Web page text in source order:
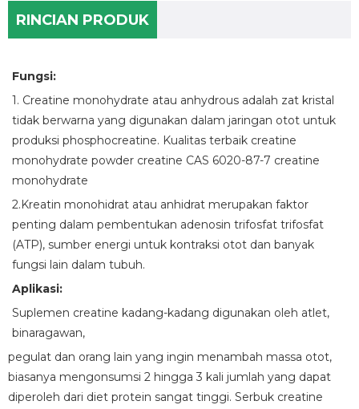
RINCIAN PRODUK
Fungsi:
1. Creatine monohydrate atau anhydrous adalah zat kristal
tidak berwarna yang digunakan dalam jaringan otot untuk
produksi phosphocreatine. Kualitas terbaik creatine
monohydrate powder creatine CAS 6020-87-7 creatine
monohydrate
2.Kreatin monohidrat atau anhidrat merupakan faktor
penting dalam pembentukan adenosin trifosfat trifosfat
(ATP), sumber energi untuk kontraksi otot dan banyak
fungsi lain dalam tubuh.
Aplikasi:
Suplemen creatine kadang-kadang digunakan oleh atlet,
binaragawan,
pegulat dan orang lain yang ingin menambah massa otot,
biasanya mengonsumsi 2 hingga 3 kali jumlah yang dapat
diperoleh dari diet protein sangat tinggi. Serbuk creatine